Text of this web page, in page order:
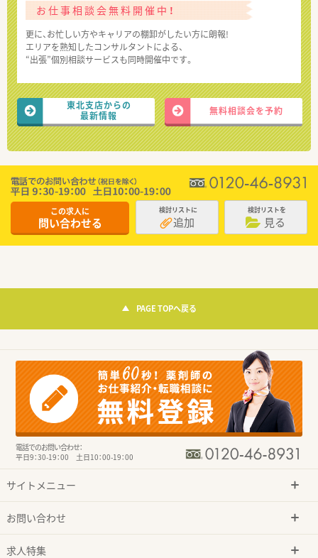
お仕事相談会無料開催中！
更に、お忙しい方やキャリアの棚卸がしたい方に朗報!
エリアを熟知したコンサルタントによる、
“出張”個別相談サービスも同時開催中です。
東北支店からの
最新情報
無料相談会を予約
この求人に
問い合わせる
検討リストに
追加
検討リストを
見る
PAGE TOPへ戻る
電話でのお問い合わせ：
平日9：30-19：00 土日10：00-19：00
サイトメニュー
お問い合わせ
求人特集